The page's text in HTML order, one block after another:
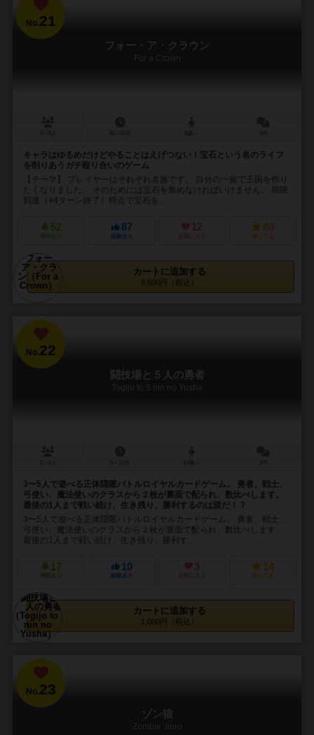
No.21
フォー・ア・クラウン
For a Crown
キャラはゆるめだけどやることはえげつない！宝石という名のライフ
を削りあうガチ殴り合いのゲーム
【テーマ】 プレイヤーはそれぞれ名族です。 自分の一族で王国を作り
たくなりました。 そのためには宝石を集めなければいけません。 期限
到達（※4ターン終了）時点で宝石を...
52
興味あり
87
経験あり
12
お気に入り
60
持ってる
カートに追加する
6,600円（税込）
No.22
闘技場と５人の勇者
Togijo to 5 nin no Yusha
3〜5人で遊べる正体隠匿バトルロイヤルカードゲーム。 勇者、戦士、
弓使い、魔法使いのクラスから２枚が裏面で配られ、数比べします。
最後の1人まで戦い続け、生き残り、勝利するのは誰だ！？
3〜5人で遊べる正体隠匿バトルロイヤルカードゲーム。 勇者、戦士、
弓使い、魔法使いのクラスから２枚が裏面で配られ、数比べします。
最後の1人まで戦い続け、生き残り、勝利す...
17
興味あり
10
経験あり
3
お気に入り
14
持ってる
カートに追加する
1,000円（税込）
No.23
ゾン狼
Zombie Jinro